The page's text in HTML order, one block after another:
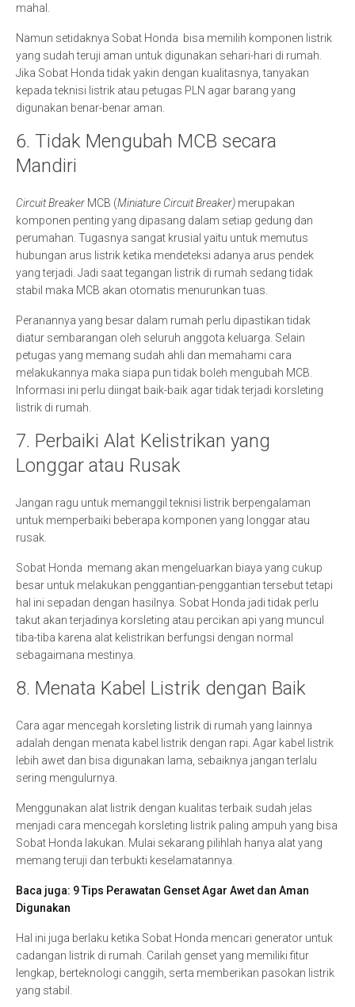
mahal.
Namun setidaknya Sobat Honda bisa memilih komponen listrik
yang sudah teruji aman untuk digunakan sehari-hari di rumah.
Jika Sobat Honda tidak yakin dengan kualitasnya, tanyakan
kepada teknisi listrik atau petugas PLN agar barang yang
digunakan benar-benar aman.
6. Tidak Mengubah MCB secara
Mandiri
Circuit Breaker MCB (Miniature Circuit Breaker) merupakan
komponen penting yang dipasang dalam setiap gedung dan
perumahan. Tugasnya sangat krusial yaitu untuk memutus
hubungan arus listrik ketika mendeteksi adanya arus pendek
yang terjadi. Jadi saat tegangan listrik di rumah sedang tidak
stabil maka MCB akan otomatis menurunkan tuas.
Peranannya yang besar dalam rumah perlu dipastikan tidak
diatur sembarangan oleh seluruh anggota keluarga. Selain
petugas yang memang sudah ahli dan memahami cara
melakukannya maka siapa pun tidak boleh mengubah MCB.
Informasi ini perlu diingat baik-baik agar tidak terjadi korsleting
listrik di rumah.
7. Perbaiki Alat Kelistrikan yang
Longgar atau Rusak
Jangan ragu untuk memanggil teknisi listrik berpengalaman
untuk memperbaiki beberapa komponen yang longgar atau
rusak.
Sobat Honda memang akan mengeluarkan biaya yang cukup
besar untuk melakukan penggantian-penggantian tersebut tetapi
hal ini sepadan dengan hasilnya. Sobat Honda jadi tidak perlu
takut akan terjadinya korsleting atau percikan api yang muncul
tiba-tiba karena alat kelistrikan berfungsi dengan normal
sebagaimana mestinya.
8. Menata Kabel Listrik dengan Baik
Cara agar mencegah korsleting listrik di rumah yang lainnya
adalah dengan menata kabel listrik dengan rapi. Agar kabel listrik
lebih awet dan bisa digunakan lama, sebaiknya jangan terlalu
sering mengulurnya.
Menggunakan alat listrik dengan kualitas terbaik sudah jelas
menjadi cara mencegah korsleting listrik paling ampuh yang bisa
Sobat Honda lakukan. Mulai sekarang pilihlah hanya alat yang
memang teruji dan terbukti keselamatannya.
Baca juga: 9 Tips Perawatan Genset Agar Awet dan Aman
Digunakan
Hal ini juga berlaku ketika Sobat Honda mencari generator untuk
cadangan listrik di rumah. Carilah genset yang memiliki fitur
lengkap, berteknologi canggih, serta memberikan pasokan listrik
yang stabil.